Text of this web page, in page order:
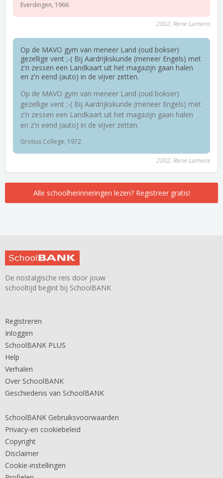
Everdingen, 1966
2002, Rene Lamens
Op de MAVO gym van meneer Land (oud bokser)
gezellige vent ;-( Bij Aardrijkskunde (meneer Engels) met
z'n zessen een Landkaart uit het magazijn gaan halen
en z'n eend (auto) in de vijver zetten.
Op de MAVO gym van meneer Land (oud bokser)
gezellige vent ;-( Bij Aardrijkskunde (meneer Engels) met
z'n zessen een Landkaart uit het magazijn gaan halen
en z'n eend (auto) in de vijver zetten.
Grotius College, 1972
2002, Rene Lamens
Alle schoolherinneringen lezen? Registreer gratis!
De nostalgische reis door jouw
schooltijd begint bij SchoolBANK
Registreren
Inloggen
SchoolBANK PLUS
Help
Verhalen
Over SchoolBANK
Geschiedenis van SchoolBANK
SchoolBANK Gebruiksvoorwaarden
Privacy-en cookiebeleid
Copyright
Disclaimer
Cookie-instellingen